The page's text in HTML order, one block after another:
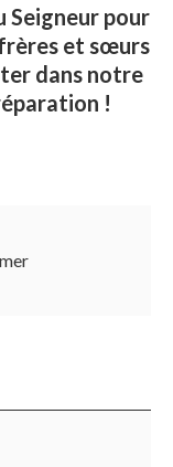
Seigneur pour
et sœurs
dans notre
!